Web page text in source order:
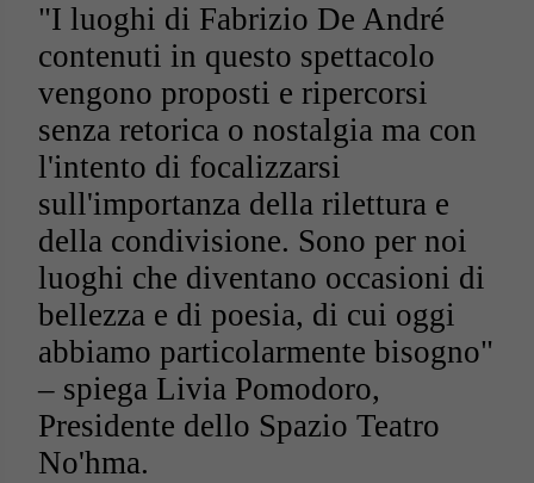
"I luoghi di Fabrizio De André
contenuti in questo spettacolo
vengono proposti e ripercorsi
senza retorica o nostalgia ma con
l'intento di focalizzarsi
sull'importanza della rilettura e
della condivisione. Sono per noi
luoghi che diventano occasioni di
bellezza e di poesia, di cui oggi
abbiamo particolarmente bisogno"
– spiega Livia Pomodoro,
Presidente dello Spazio Teatro
No'hma.